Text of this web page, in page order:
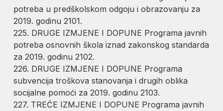
potreba u predškolskom odgoju i obrazovanju za
2019. godinu 2101.
225. DRUGE IZMJENE I DOPUNE Programa javnih
potreba osnovnih škola iznad zakonskog standarda
za 2019. godinu 2102.
226. DRUGE IZMJENE I DOPUNE Programa
subvencija troškova stanovanja i drugih oblika
socijalne pomoći za 2019. godinu 2103.
227. TREĆE IZMJENE I DOPUNE Programa javnih